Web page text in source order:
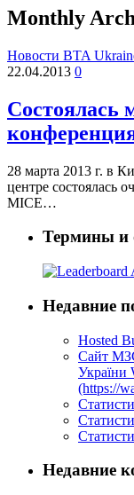
Monthly
Новости BTA
22.04.2013 0
Состоялась
28 марта 2013 г. в
центре состоялась
MICE…
Термины и
Недавние
Hosted
Cайт
(https://
Недавние